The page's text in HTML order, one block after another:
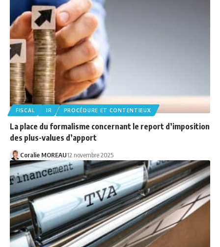
FISCAL IR PROCÉDURE ET CONTENTIEUX
La place du formalisme concernant le report d’imposition
des plus-values d’apport
Coralie MOREAU12 novembre 2025